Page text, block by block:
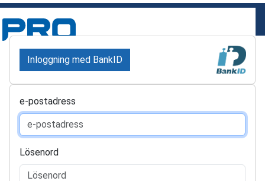
Inloggning med BankID
e-postadress
Lösenord